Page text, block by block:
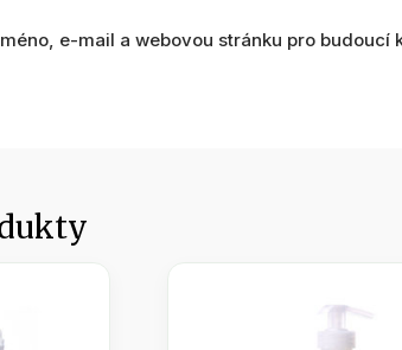
e-mail a webovou stránku pro budoucí